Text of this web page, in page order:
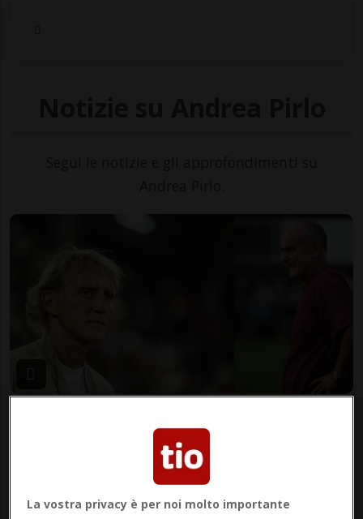
«Crisi del calcio italiano? Non
vedo una fine, c'è una
confusione totale»
La vostra privacy è per noi molto importante